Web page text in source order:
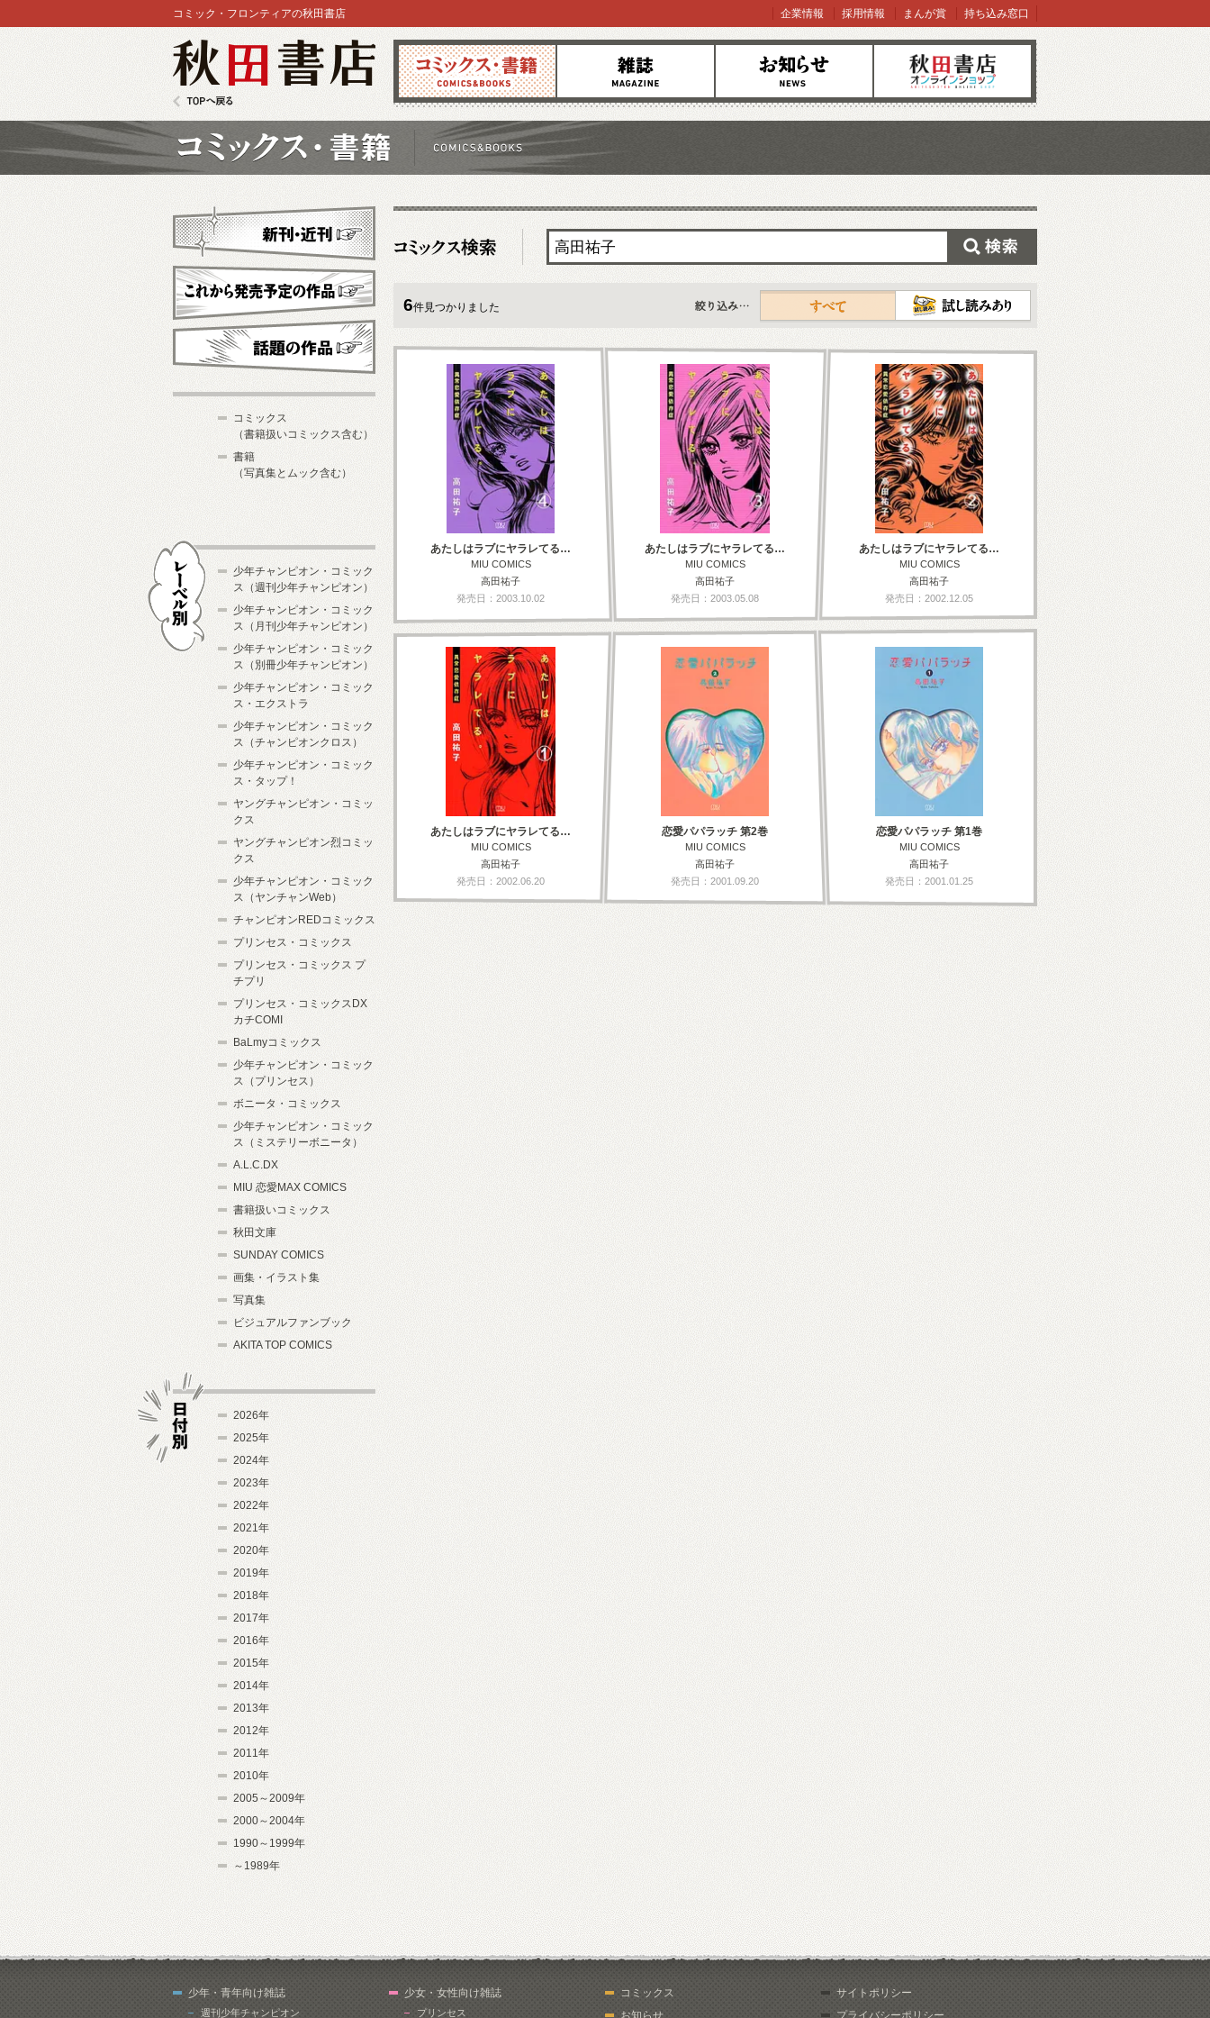
コミックス 雑誌 お知らせ オンラインショップ
コミック・フロンティアの秋田書店 企業情報 採用情報 まんが賞 持ち込み窓口
6件見つかりました
すべて
あたしはラブにヤラレてる…
MIU COMICS
高田祐子
発売日：2003.10.02
あたしはラブにヤラレてる…
MIU COMICS
高田祐子
発売日：2003.05.08
あたしはラブにヤラレてる…
MIU COMICS
高田祐子
発売日：2002.12.05
あたしはラブにヤラレてる…
MIU COMICS
高田祐子
発売日：2002.06.20
恋愛パパラッチ 第2巻
MIU COMICS
高田祐子
発売日：2001.09.20
恋愛パパラッチ 第1巻
MIU COMICS
高田祐子
発売日：2001.01.25
新刊・近刊
これから発売予定
コミックス
（書籍扱いコミックス含む）
書籍
（写真集とムック含む）
少年チャンピオン・コミック
ス（週刊少年チャンピオン）
少年チャンピオン・コミック
ス（月刊少年チャンピオン）
少年チャンピオン・コミック
ス（別冊少年チャンピオン）
少年チャンピオン・コミック
ス・エクストラ
少年チャンピオン・コミック
ス（チャンピオンクロス）
少年チャンピオン・コミック
ス・タップ！
ヤングチャンピオン・コミッ
クス
ヤングチャンピオン烈コミッ
クス
少年チャンピオン・コミック
ス（ヤンチャンWeb）
チャンピオンREDコミックス
プリンセス・コミックス
プリンセス・コミックス プ
チプリ
プリンセス・コミックスDX
カチCOMI
BaLmyコミックス
少年チャンピオン・コミック
ス（プリンセス）
ボニータ・コミックス
少年チャンピオン・コミック
ス（ミステリーボニータ）
A.L.C.DX
MIU 恋愛MAX COMICS
書籍扱いコミックス
秋田文庫
SUNDAY COMICS
画集・イラスト集
写真集
ビジュアルファンブック
AKITA TOP COMICS
2026年
2025年
2024年
2023年
2022年
2021年
2020年
2019年
2018年
2017年
2016年
2015年
2014年
2013年
2012年
2011年
2010年
2005～2009年
2000～2004年
1990～1999年
～1989年
少年・青年向け雑誌
週刊少年チャンピオン
少女・女性向け雑誌
プリンセス
コミックス
お知らせ
サイトポリシー
プライバシーポリシー